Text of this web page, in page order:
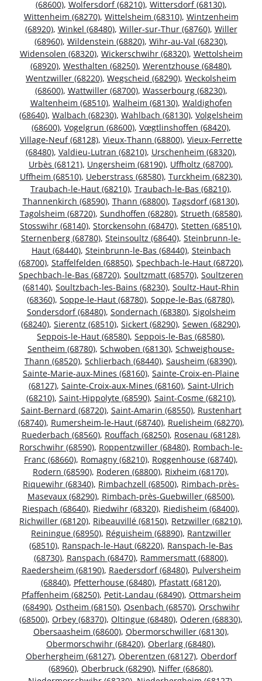
(68600), Wolfersdorf (68210), Wittersdorf (68130),
Wittenheim (68270), Wittelsheim (68310), Wintzenheim
(68920), Winkel (68480), Willer-sur-Thur (68760), Willer
(68960), Wildenstein (68820), Wihr-au-Val (68230),
Widensolen (68320), Wickerschwihr (68320), Wettolsheim
(68920), Westhalten (68250), Werentzhouse (68480),
Wentzwiller (68220), Wegscheid (68290), Weckolsheim
(68600), Wattwiller (68700), Wasserbourg (68230),
Waltenheim (68510), Walheim (68130), Waldighofen
(68640), Walbach (68230), Wahlbach (68130), Volgelsheim
(68600), Vogelgrun (68600), Vœgtlinshoffen (68420),
Village-Neuf (68128), Vieux-Thann (68800), Vieux-Ferrette
(68480), Valdieu-Lutran (68210), Urschenheim (68320),
Urbès (68121), Ungersheim (68190), Uffholtz (68700),
Uffheim (68510), Ueberstrass (68580), Turckheim (68230),
Traubach-le-Haut (68210), Traubach-le-Bas (68210),
Thannenkirch (68590), Thann (68800), Tagsdorf (68130),
Tagolsheim (68720), Sundhoffen (68280), Strueth (68580),
Stosswihr (68140), Storckensohn (68470), Stetten (68510),
Sternenberg (68780), Steinsoultz (68640), Steinbrunn-le-
Haut (68440), Steinbrunn-le-Bas (68440), Steinbach
(68700), Staffelfelden (68850), Spechbach-le-Haut (68720),
Spechbach-le-Bas (68720), Soultzmatt (68570), Soultzeren
(68140), Soultzbach-les-Bains (68230), Soultz-Haut-Rhin
(68360), Soppe-le-Haut (68780), Soppe-le-Bas (68780),
Sondersdorf (68480), Sondernach (68380), Sigolsheim
(68240), Sierentz (68510), Sickert (68290), Sewen (68290),
Seppois-le-Haut (68580), Seppois-le-Bas (68580),
Sentheim (68780), Schwoben (68130), Schweighouse-
Thann (68520), Schlierbach (68440), Sausheim (68390),
Sainte-Marie-aux-Mines (68160), Sainte-Croix-en-Plaine
(68127), Sainte-Croix-aux-Mines (68160), Saint-Ulrich
(68210), Saint-Hippolyte (68590), Saint-Cosme (68210),
Saint-Bernard (68720), Saint-Amarin (68550), Rustenhart
(68740), Rumersheim-le-Haut (68740), Ruelisheim (68270),
Ruederbach (68560), Rouffach (68250), Rosenau (68128),
Rorschwihr (68590), Roppentzwiller (68480), Rombach-le-
Franc (68660), Romagny (68210), Roggenhouse (68740),
Rodern (68590), Roderen (68800), Rixheim (68170),
Riquewihr (68340), Rimbachzell (68500), Rimbach-près-
Masevaux (68290), Rimbach-près-Guebwiller (68500),
Riespach (68640), Riedwihr (68320), Riedisheim (68400),
Richwiller (68120), Ribeauvillé (68150), Retzwiller (68210),
Reiningue (68950), Réguisheim (68890), Rantzwiller
(68510), Ranspach-le-Haut (68220), Ranspach-le-Bas
(68730), Ranspach (68470), Rammersmatt (68800),
Raedersheim (68190), Raedersdorf (68480), Pulversheim
(68840), Pfetterhouse (68480), Pfastatt (68120),
Pfaffenheim (68250), Petit-Landau (68490), Ottmarsheim
(68490), Ostheim (68150), Osenbach (68570), Orschwihr
(68500), Orbey (68370), Oltingue (68480), Oderen (68830),
Obersaasheim (68600), Obermorschwiller (68130),
Obermorschwihr (68420), Oberlarg (68480),
Oberhergheim (68127), Oberentzen (68127), Oberdorf
(68960), Oberbruck (68290), Niffer (68680),